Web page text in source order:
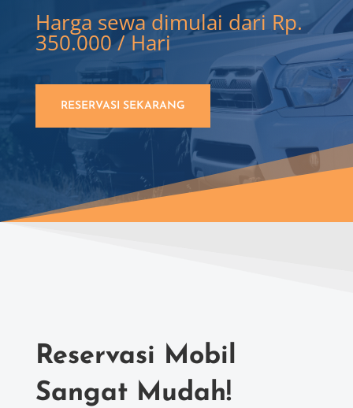
Harga sewa dimulai dari Rp.
350.000 / Hari
RESERVASI SEKARANG
Reservasi Mobil
Sangat Mudah!